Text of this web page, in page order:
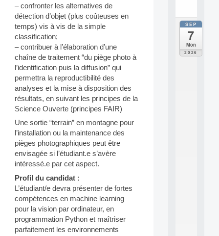
– confronter les alternatives de
détection d’objet (plus coûteuses en
temps) vis à vis de la simple
classification;
– contribuer à l’élaboration d’une
chaîne de traitement “du piège photo à
l’identification puis la diffusion” qui
permettra la reproductibilité des
analyses et la mise à disposition des
résultats, en suivant les principes de la
Science Ouverte (principes FAIR)
Une sortie “terrain” en montagne pour
l’installation ou la maintenance des
pièges photographiques peut être
envisagée si l’étudiant.e s’avère
intéressé.e par cet aspect.
Profil du candidat :
L’étudiant/e devra présenter de fortes
compétences en machine learning
pour la vision par ordinateur, en
programmation Python et maîtriser
parfaitement les environnements
SEP
7
Mon
2026